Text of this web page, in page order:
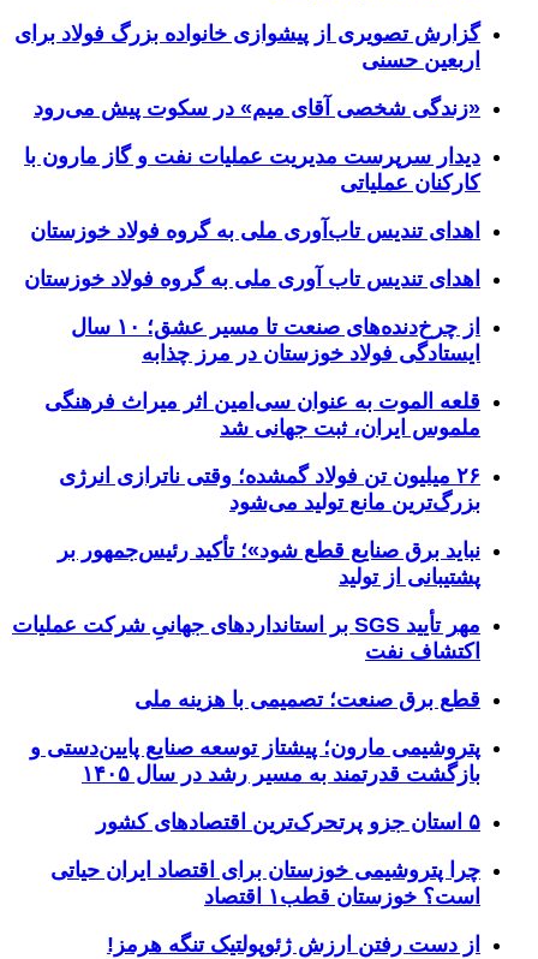
گزارش تصویری از پیشوازی خانواده بزرگ فولاد برای
اربعین حسنی
«زندگی شخصی آقای میم» در سکوت پیش می‌رود
دیدار سرپرست مدیریت عملیات نفت و گاز مارون با
کارکنان عملیاتی
اهدای تندیس تاب‌آوری ملی به گروه فولاد خوزستان
اهدای تندیس تاب آوری ملی به گروه فولاد خوزستان
از چرخ‌دنده‌های صنعت تا مسیر عشق؛ ۱۰ سال
ایستادگی فولاد خوزستان در مرز چذابه
قلعه الموت به عنوان سی‌امین اثر میراث‌ فرهنگی
ملموس ایران، ثبت جهانی شد
۲۶ میلیون تن فولاد گمشده؛ وقتی ناترازی انرژی
بزرگ‌ترین مانع تولید می‌شود
نباید برق صنایع قطع شود»؛ تأکید رئیس‌جمهور بر
پشتیبانی از تولید
مهر تأیید SGS بر استانداردهای جهانیِ شرکت عملیات
اکتشاف نفت
قطع برق صنعت؛ تصمیمی با هزینه ملی
پتروشیمی مارون؛ پیشتاز توسعه صنایع پایین‌دستی و
بازگشت قدرتمند به مسیر رشد در سال ۱۴۰۵
۵ استان جزو پرتحرک‌ترین اقتصاد‌های کشور
چرا پتروشیمی خوزستان برای اقتصاد ایران حیاتی
است؟ خوزستان قطب۱ اقتصاد
از دست رفتن ارزش ژئوپولتیک تنگه هرمز!